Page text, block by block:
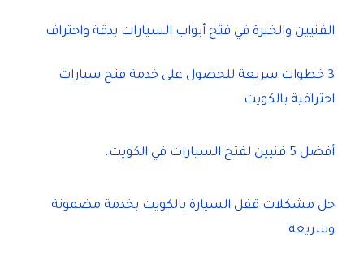
الفنيين والخبرة في فتح أبواب السيارات بدقة واحتراف
3 خطوات سريعة للحصول على خدمة فتح سيارات
احترافية بالكويت
أفضل 5 فنيين لفتح السيارات في الكويت.
حل مشكلات قفل السيارة بالكويت بخدمة مضمونة
وسريعة